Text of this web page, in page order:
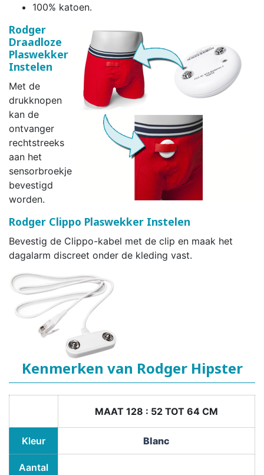
100% katoen.
Rodger
Draadloze
Plaswekker
Instelen
Met de
drukknopen
kan de
ontvanger
rechtstreeks
aan het
sensorbroekje
bevestigd
worden.
Rodger Clippo Plaswekker Instelen
Bevestig de Clippo-kabel met de clip en maak het
dagalarm discreet onder de kleding vast.
Kenmerken van Rodger Hipster
MAAT 128 : 52 TOT 64 CM
Kleur Blanc
Aantal